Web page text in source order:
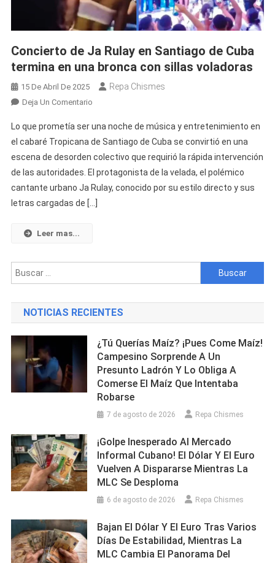
Concierto de Ja Rulay en Santiago de Cuba
termina en una bronca con sillas voladoras
15 De Abril De 2025 Repa Chismes
Deja Un ComentarioEn
De
Ja
Rulay
En
Santiago
De
Con
Voladoras
Lo que prometía ser una noche de música y entretenimiento en
el cabaré Tropicana de Santiago de Cuba se convirtió en una
escena de desorden colectivo que requirió la rápida intervención
de las autoridades. El protagonista de la velada, el polémico
cantante urbano Ja Rulay, conocido por su estilo directo y sus
letras cargadas de […]
Leer mas...
Buscar:
NOTICIAS RECIENTES
¿Tú Querías Maíz? ¡Pues Come Maíz!
Campesino Sorprende A Un
Presunto Ladrón Y Lo Obliga A
Comerse El Maíz Que Intentaba
Robarse
7 de agosto de 2026 Repa Chismes
¡Golpe Inesperado Al Mercado
Informal Cubano! El Dólar Y El Euro
Vuelven A Dispararse Mientras La
MLC Se Desploma
6 de agosto de 2026 Repa Chismes
Bajan El Dólar Y El Euro Tras Varios
Días De Estabilidad, Mientras La
MLC Cambia El Panorama Del